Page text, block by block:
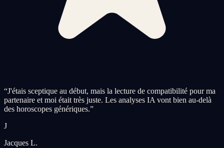
“J'étais sceptique au début, mais la lecture de compatibilité pour ma
partenaire et moi était très juste. Les analyses IA vont bien au-delà
des horoscopes génériques.”
J
Jacques L.